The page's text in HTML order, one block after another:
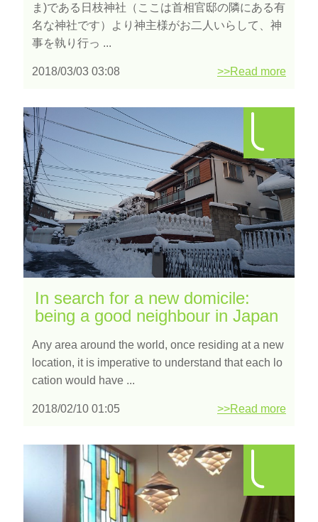
ま)である日枝神社（ここは首相官邸の隣にある有
名な神社です）より神主様がお二人いらして、神
事を執り行っ ...
2018/03/03 03:08 >>Read more
In search for a new domicile:
being a good neighbour in Japan
Any area around the world, once residing at a new
location, it is imperative to understand that each lo
cation would have ...
2018/02/10 01:05 >>Read more